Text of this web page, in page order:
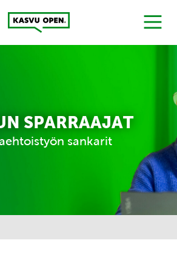
Open
MENU
SPARRAAJAT
sankarit